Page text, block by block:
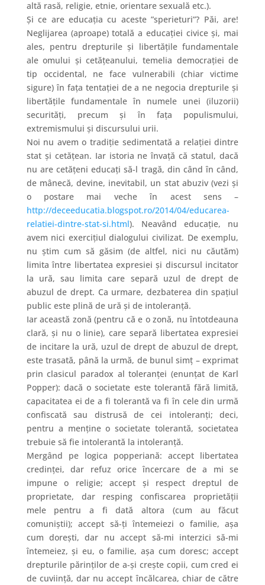
altă rasă, religie, etnie, orientare sexuală etc.).
Și ce are educația cu aceste ”sperieturi”? Păi, are!
Neglijarea (aproape) totală a educației civice și, mai
ales, pentru drepturile și libertățile fundamentale
ale omului și cetățeanului, temelia democrației de
tip occidental, ne face vulnerabili (chiar victime
sigure) în fața tentației de a ne negocia drepturile și
libertățile fundamentale în numele unei (iluzorii)
securități, precum și în fața populismului,
extremismului și discursului urii.
Noi nu avem o tradiție sedimentată a relației dintre
stat și cetățean. Iar istoria ne învață că statul, dacă
nu are cetățeni educați să-l tragă, din când în când,
de mânecă, devine, inevitabil, un stat abuziv (vezi și
o postare mai veche în acest sens –
http://deceeducatia.blogspot.ro/2014/04/educarea-
relatiei-dintre-stat-si.html). Neavând educație, nu
avem nici exercițiul dialogului civilizat. De exemplu,
nu știm cum să găsim (de altfel, nici nu căutăm)
limita între libertatea expresiei și discursul incitator
la ură, sau limita care separă uzul de drept de
abuzul de drept. Ca urmare, dezbaterea din spațiul
public este plină de ură și de intoleranță.
Iar această zonă (pentru că e o zonă, nu întotdeauna
clară, și nu o linie), care separă libertatea expresiei
de incitare la ură, uzul de drept de abuzul de drept,
este trasată, până la urmă, de bunul simț – exprimat
prin clasicul paradox al toleranței (enunțat de Karl
Popper): dacă o societate este tolerantă fără limită,
capacitatea ei de a fi tolerantă va fi în cele din urmă
confiscată sau distrusă de cei intoleranți; deci,
pentru a menține o societate tolerantă, societatea
trebuie să fie intolerantă la intoleranță.
Mergând pe logica popperiană: accept libertatea
credinței, dar refuz orice încercare de a mi se
impune o religie; accept și respect dreptul de
proprietate, dar resping confiscarea proprietății
mele pentru a fi dată altora (cum au făcut
comuniștii); accept să-ți întemeiezi o familie, așa
cum dorești, dar nu accept să-mi interzici să-mi
întemeiez, și eu, o familie, așa cum doresc; accept
drepturile părinților de a-și crește copii, cum cred ei
de cuviință, dar nu accept încălcarea, chiar de către